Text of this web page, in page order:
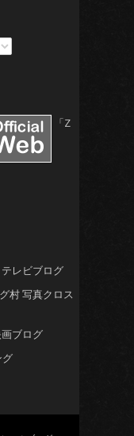
「Z
レビブログ
村 写真クロス
ブログ
グ